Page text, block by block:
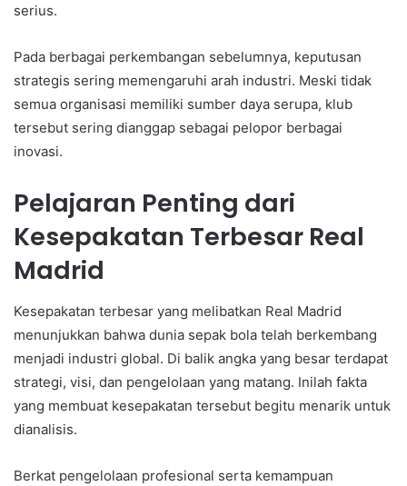
serius.
Pada berbagai perkembangan sebelumnya, keputusan
strategis sering memengaruhi arah industri. Meski tidak
semua organisasi memiliki sumber daya serupa, klub
tersebut sering dianggap sebagai pelopor berbagai
inovasi.
Pelajaran Penting dari
Kesepakatan Terbesar Real
Madrid
Kesepakatan terbesar yang melibatkan Real Madrid
menunjukkan bahwa dunia sepak bola telah berkembang
menjadi industri global. Di balik angka yang besar terdapat
strategi, visi, dan pengelolaan yang matang. Inilah fakta
yang membuat kesepakatan tersebut begitu menarik untuk
dianalisis.
Berkat pengelolaan profesional serta kemampuan